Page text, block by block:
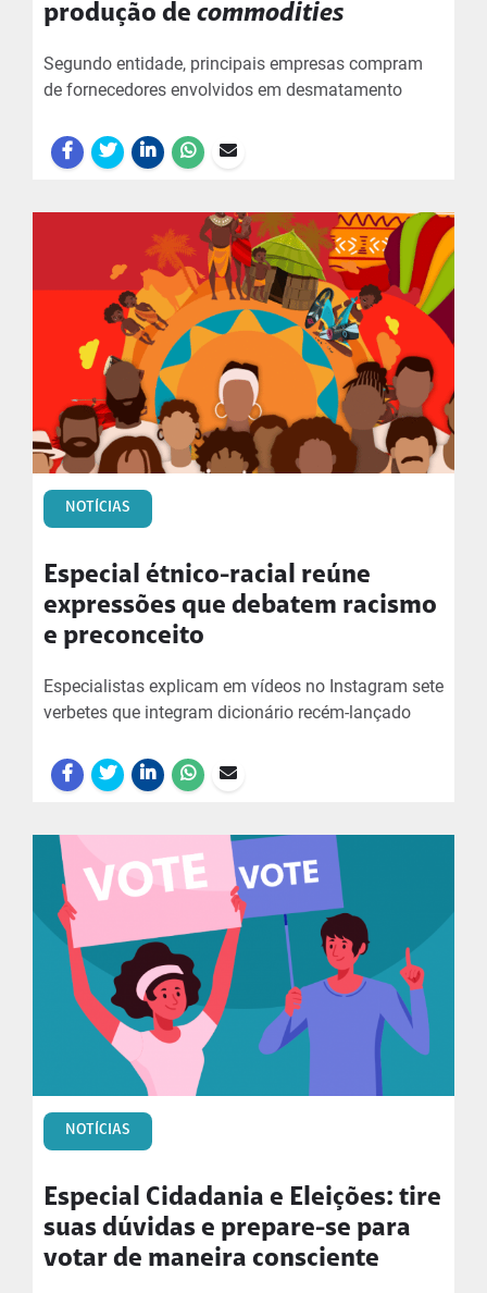
produção de commodities
Segundo entidade, principais empresas compram
de fornecedores envolvidos em desmatamento
NOTÍCIAS
Especial étnico-racial reúne
expressões que debatem racismo
e preconceito
Especialistas explicam em vídeos no Instagram sete
verbetes que integram dicionário recém-lançado
NOTÍCIAS
Especial Cidadania e Eleições: tire
suas dúvidas e prepare-se para
votar de maneira consciente